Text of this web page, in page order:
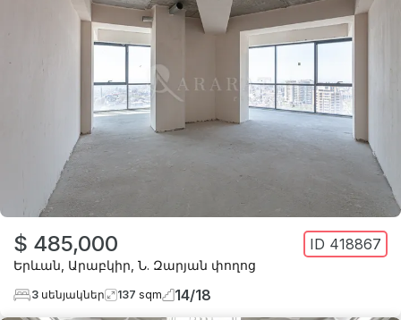
$ 485,000 ID 418867
Երևան Արաբկիր Ն. Զարյան փողոց
3 սենյակներ 137 sqm 14/18